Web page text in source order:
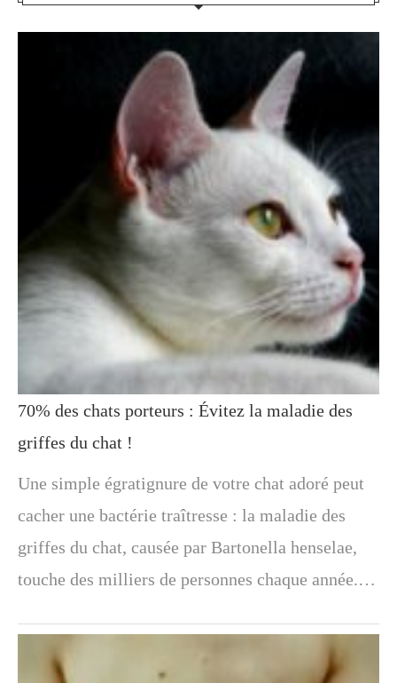
70% des chats porteurs : Évitez la maladie des
griffes du chat !
Une simple égratignure de votre chat adoré peut
cacher une bactérie traîtresse : la maladie des
griffes du chat, causée par Bartonella henselae,
touche des milliers de personnes chaque année.…